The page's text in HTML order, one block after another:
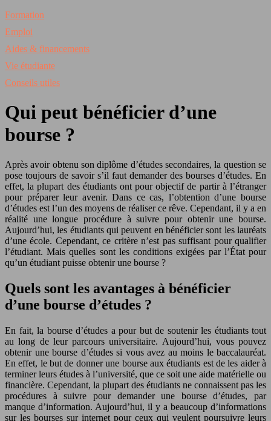
Formation
Emploi
Aides & financements
Vie étudiante
Conseils utiles
Qui peut bénéficier d’une
bourse ?
Après avoir obtenu son diplôme d’études secondaires, la question se
pose toujours de savoir s’il faut demander des bourses d’études. En
effet, la plupart des étudiants ont pour objectif de partir à l’étranger
pour préparer leur avenir. Dans ce cas, l’obtention d’une bourse
d’études est l’un des moyens de réaliser ce rêve. Cependant, il y a en
réalité une longue procédure à suivre pour obtenir une bourse.
Aujourd’hui, les étudiants qui peuvent en bénéficier sont les lauréats
d’une école. Cependant, ce critère n’est pas suffisant pour qualifier
l’étudiant. Mais quelles sont les conditions exigées par l’État pour
qu’un étudiant puisse obtenir une bourse ?
Quels sont les avantages à bénéficier
d’une bourse d’études ?
En fait, la bourse d’études a pour but de soutenir les étudiants tout
au long de leur parcours universitaire. Aujourd’hui, vous pouvez
obtenir une bourse d’études si vous avez au moins le baccalauréat.
En effet, le but de donner une bourse aux étudiants est de les aider à
terminer leurs études à l’université, que ce soit une aide matérielle ou
financière. Cependant, la plupart des étudiants ne connaissent pas les
procédures à suivre pour demander une bourse d’études, par
manque d’information. Aujourd’hui, il y a beaucoup d’informations
sur les bourses sur internet pour ceux qui veulent poursuivre leurs